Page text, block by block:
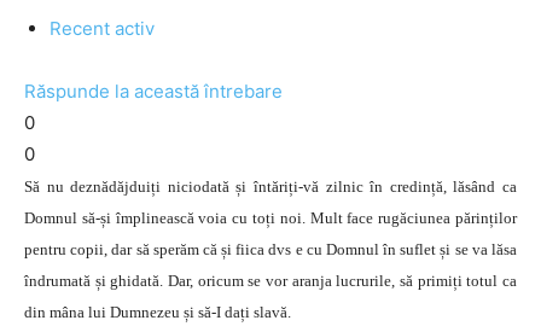
Recent activ
Răspunde la această întrebare
0
0
Să nu deznădăjduiți niciodată și întăriți-vă zilnic în credință, lăsând ca
Domnul să-și împlinească voia cu toți noi. Mult face rugăciunea părinților
pentru copii, dar să sperăm că și fiica dvs e cu Domnul în suflet și se va lăsa
îndrumată și ghidată. Dar, oricum se vor aranja lucrurile, să primiți totul ca
din mâna lui Dumnezeu și să-I dați slavă.